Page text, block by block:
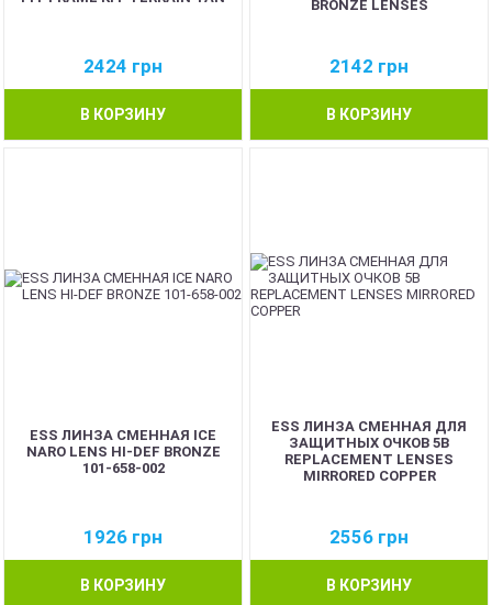
2424 грн
В КОРЗИНУ
BRONZE LENSES
2142 грн
В КОРЗИНУ
ESS ЛИНЗА СМЕННАЯ ICE
NARO LENS HI-DEF BRONZE
101-658-002
1926 грн
В КОРЗИНУ
ESS ЛИНЗА СМЕННАЯ ДЛЯ
ЗАЩИТНЫХ ОЧКОВ 5B
REPLACEMENT LENSES
MIRRORED COPPER
2556 грн
В КОРЗИНУ